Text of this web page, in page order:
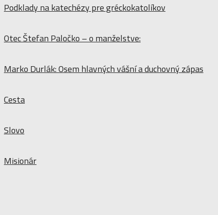
Podklady na katechézy pre gréckokatolíkov
Otec Štefan Paločko – o manželstve:
Marko Durlák: Osem hlavných vášní a duchovný zápas
Cesta
Slovo
Misionár